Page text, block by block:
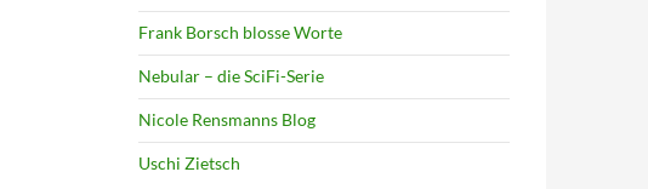
Frank Borsch blosse Worte
Nebular – die SciFi-Serie
Nicole Rensmanns Blog
Uschi Zietsch